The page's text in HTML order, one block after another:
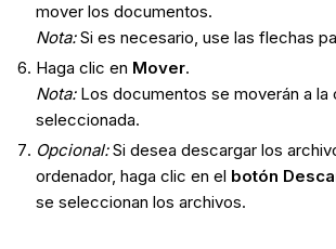
mover los documentos.
Nota:Si es necesario, use las flechas
Haga clic en Mover.
Nota:Los documentos se moverán a la
seleccionada.
Opcional:Si desea descargar los
ordenador, haga clic en el botón
se seleccionan los archivos.